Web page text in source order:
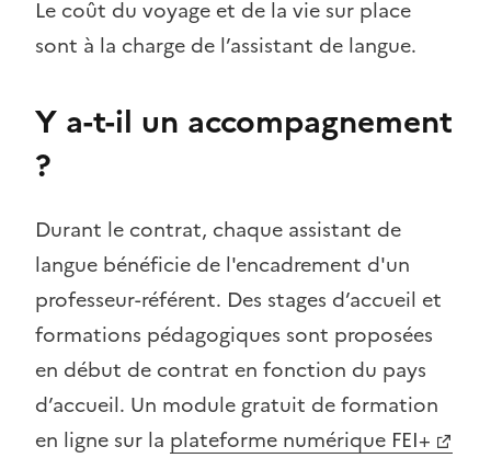
Le coût du voyage et de la vie sur place
sont à la charge de l’assistant de langue.
Y a-t-il un accompagnement
?
Durant le contrat, chaque assistant de
langue bénéficie de l'encadrement d'un
professeur-référent. Des stages d’accueil et
formations pédagogiques sont proposées
en début de contrat en fonction du pays
d’accueil. Un module gratuit de formation
en ligne sur la plateforme numérique FEI+